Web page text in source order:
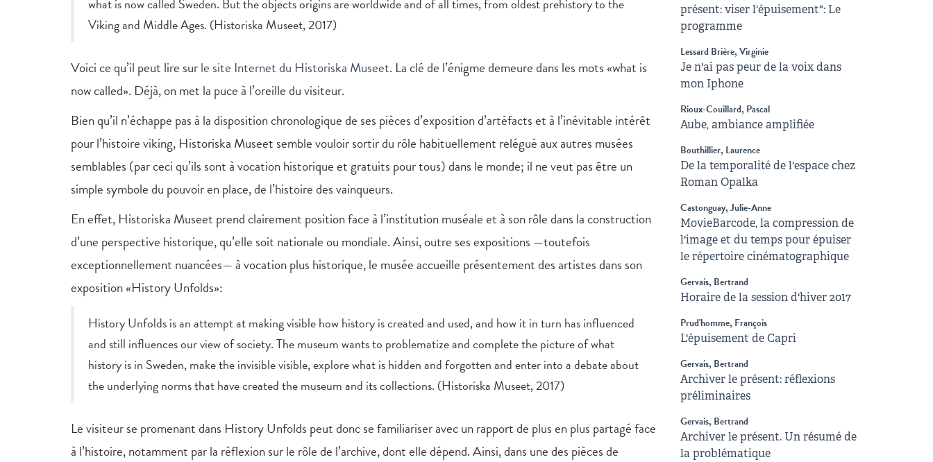
what is now called Sweden. But the objects origins are worldwide and of all times, from oldest prehistory to the
Viking and Middle Ages. (Historiska Museet, 2017)
Voici ce qu’il peut lire surle site Internet du Historiska Museet. La clé de l’énigme demeure dans les mots «what is
now called». Déjà, on met la puce à l’oreille du visiteur.
Bien qu’il n’échappe pas à la disposition chronologique de ses pièces d’exposition d’artéfacts et à l’inévitable intérêt
pour l’histoire viking, Historiska Museet semble vouloir sortir du rôle habituellement relégué aux autres musées
semblables (par ceci qu’ils sont à vocation historique et gratuits pour tous) dans le monde; il ne veut pas être un
simple symbole du pouvoir en place, de l’histoire des vainqueurs.
En effet, Historiska Museet prend clairement position face à l’institution muséale et à son rôle dans la construction
d’une perspective historique, qu’elle soit nationale ou mondiale. Ainsi, outre ses expositions —toutefois
exceptionnellement nuancées— à vocation plus historique, le musée accueille présentement des artistes dans son
exposition «History Unfolds»:
History Unfolds is an attempt at making visible how history is created and used, and how it in turn has influenced
and still influences our view of society. The museum wants to problematize and complete the picture of what
history is in Sweden, make the invisible visible, explore what is hidden and forgotten and enter into a debate about
the underlying norms that have created the museum and its collections. (Historiska Museet, 2017)
Le visiteur se promenant dans History Unfolds peut donc se familiariser avec un rapport de plus en plus partagé face
à l’histoire, notamment par la réflexion sur le rôle de l’archive, dont elle dépend. Ainsi, dans une des pièces de
présent: viser l'épuisement": Le
programme
Lessard Brière, Virginie
Je n'ai pas peur de la voix dans
mon Iphone
Rioux-Couillard, Pascal
Aube, ambiance amplifiée
Bouthillier, Laurence
De la temporalité de l'espace chez
Roman Opalka
Castonguay, Julie-Anne
MovieBarcode, la compression de
l'image et du temps pour épuiser
le répertoire cinématographique
Gervais, Bertrand
Horaire de la session d'hiver 2017
Prud'homme, François
L'épuisement de Capri
Gervais, Bertrand
Archiver le présent: réflexions
préliminaires
Gervais, Bertrand
Archiver le présent. Un résumé de
la problématique